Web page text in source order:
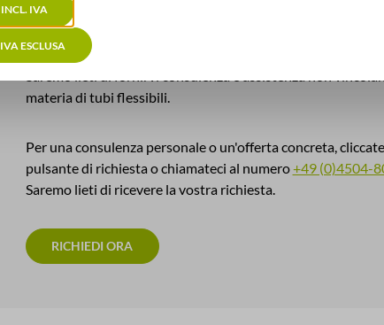
Il vostro filo diretto con noi
materia di tubi flessibili.
Per una consulenza personale o un'offerta concreta,
pulsante di richiesta o chiamateci al numero+49 (0)4504-
Saremo lieti di ricevere la vostra richiesta.
RICHIEDI ORA
INCL. IVA
IVA ESCLUSA